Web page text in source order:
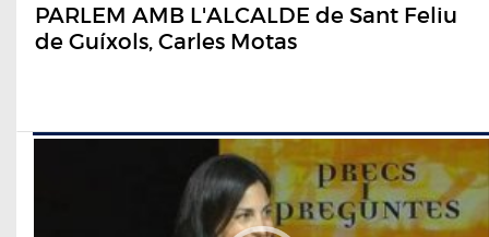
PARLEM AMB L'ALCALDE de Sant Feliu
de Guíxols, Carles Motas